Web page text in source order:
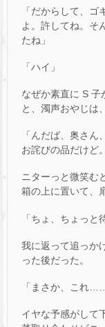
「だからして、
よ。許してね。そ
たね」
「ハイ」
なぜか素直に S 子
と、濁声おやじは、
「んだば、奥さ
お詫びの品だけど
ニターっと微笑む
箱の上に置いて、
「ちょ、ちょっ
我に返って追っか
った後だった。
「まさか、これ……
イヤな予感がして